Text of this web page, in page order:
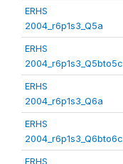
ERHS
2004_r6p1s3_Q5a
ERHS
2004_r6p1s3_Q5bto5c
ERHS
2004_r6p1s3_Q6a
ERHS
2004_r6p1s3_Q6bto6c
ERHS